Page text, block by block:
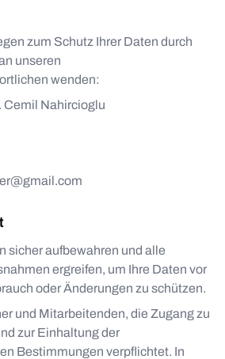
zum Schutz Ihrer Daten durch
unseren
wenden:
Cemil Nahircioglu
sicher aufbewahren und alle
ergreifen, um Ihre Daten vor
oder Änderungen zu schützen.
und Mitarbeitenden, die Zugang zu
zur Einhaltung der
Bestimmungen verpflichtet. In